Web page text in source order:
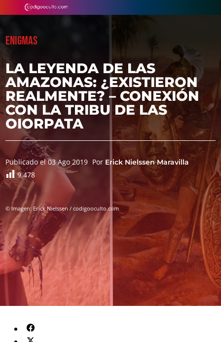
ENIGMAS
LA LEYENDA DE LAS
AMAZONAS: ¿EXISTIERON
REALMENTE? – CONEXIÓN
CON LA TRIBU DE LAS
OIORPATA
Publicado el 03 Ago 2019 Por Erick Nielssen Maravilla
9.478
© Imagen: Erick Nielssen / codigooculto.com